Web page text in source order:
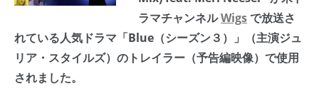
ラマチャンネルWigsで放送さ
れている人気ドラマ「Blue（シーズン３）」（主演ジュ
リア・スタイルズ）のトレイラー（予告編映像）で使用
されました。